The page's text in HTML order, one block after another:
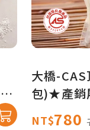
大橋-
包)★產銷
NT$780